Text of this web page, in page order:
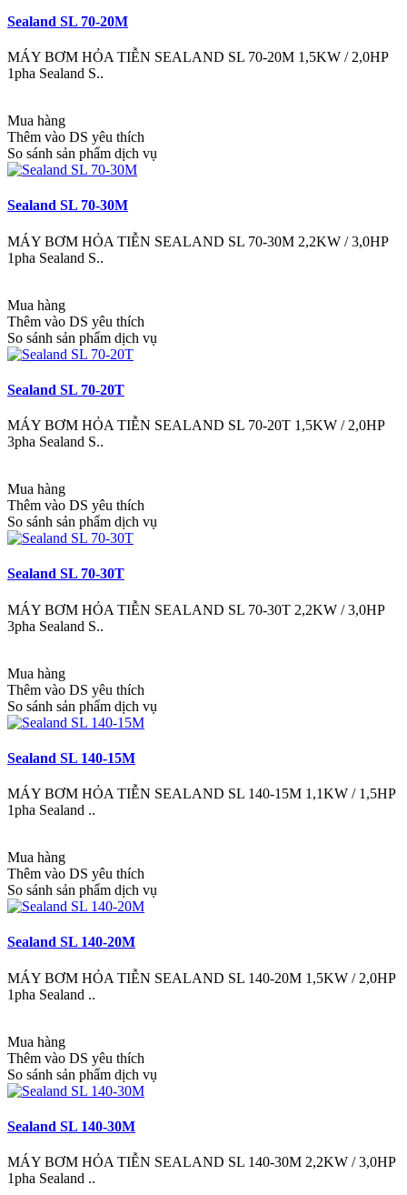
Sealand SL 70-20M
MÁY BƠM HỎA TIỄN SEALAND SL 70-20M 1,5KW / 2,0HP
1pha Sealand S..
Mua hàng
Thêm vào DS yêu thích
So sánh sản phẩm dịch vụ
Sealand SL 70-30M
MÁY BƠM HỎA TIỄN SEALAND SL 70-30M 2,2KW / 3,0HP
1pha Sealand S..
Mua hàng
Thêm vào DS yêu thích
So sánh sản phẩm dịch vụ
Sealand SL 70-20T
MÁY BƠM HỎA TIỄN SEALAND SL 70-20T 1,5KW / 2,0HP
3pha Sealand S..
Mua hàng
Thêm vào DS yêu thích
So sánh sản phẩm dịch vụ
Sealand SL 70-30T
MÁY BƠM HỎA TIỄN SEALAND SL 70-30T 2,2KW / 3,0HP
3pha Sealand S..
Mua hàng
Thêm vào DS yêu thích
So sánh sản phẩm dịch vụ
Sealand SL 140-15M
MÁY BƠM HỎA TIỄN SEALAND SL 140-15M 1,1KW / 1,5HP
1pha Sealand ..
Mua hàng
Thêm vào DS yêu thích
So sánh sản phẩm dịch vụ
Sealand SL 140-20M
MÁY BƠM HỎA TIỄN SEALAND SL 140-20M 1,5KW / 2,0HP
1pha Sealand ..
Mua hàng
Thêm vào DS yêu thích
So sánh sản phẩm dịch vụ
Sealand SL 140-30M
MÁY BƠM HỎA TIỄN SEALAND SL 140-30M 2,2KW / 3,0HP
1pha Sealand ..